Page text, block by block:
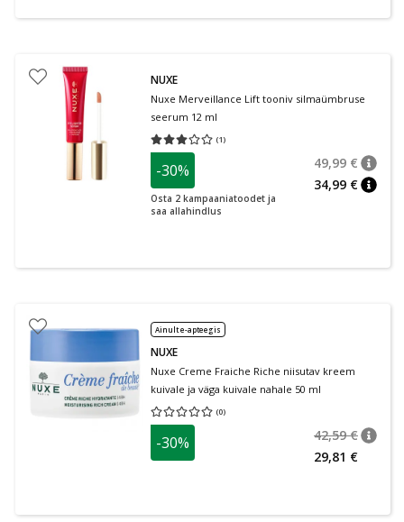
NUXE
Nuxe Merveillance Lift tooniv silmaümbruse
seerum 12 ml
(1)
Keskmine hinnang 3.00
-30%
Osta 2 kampaaniatoodet ja
saa allahindlus
49,99 €
34,99 €
Ainult e-apteegis
NUXE
Nuxe Creme Fraiche Riche niisutav kreem
kuivale ja väga kuivale nahale 50 ml
(0)
Keskmine hinnang 0.00
-30% 42,59 €
29,81 €